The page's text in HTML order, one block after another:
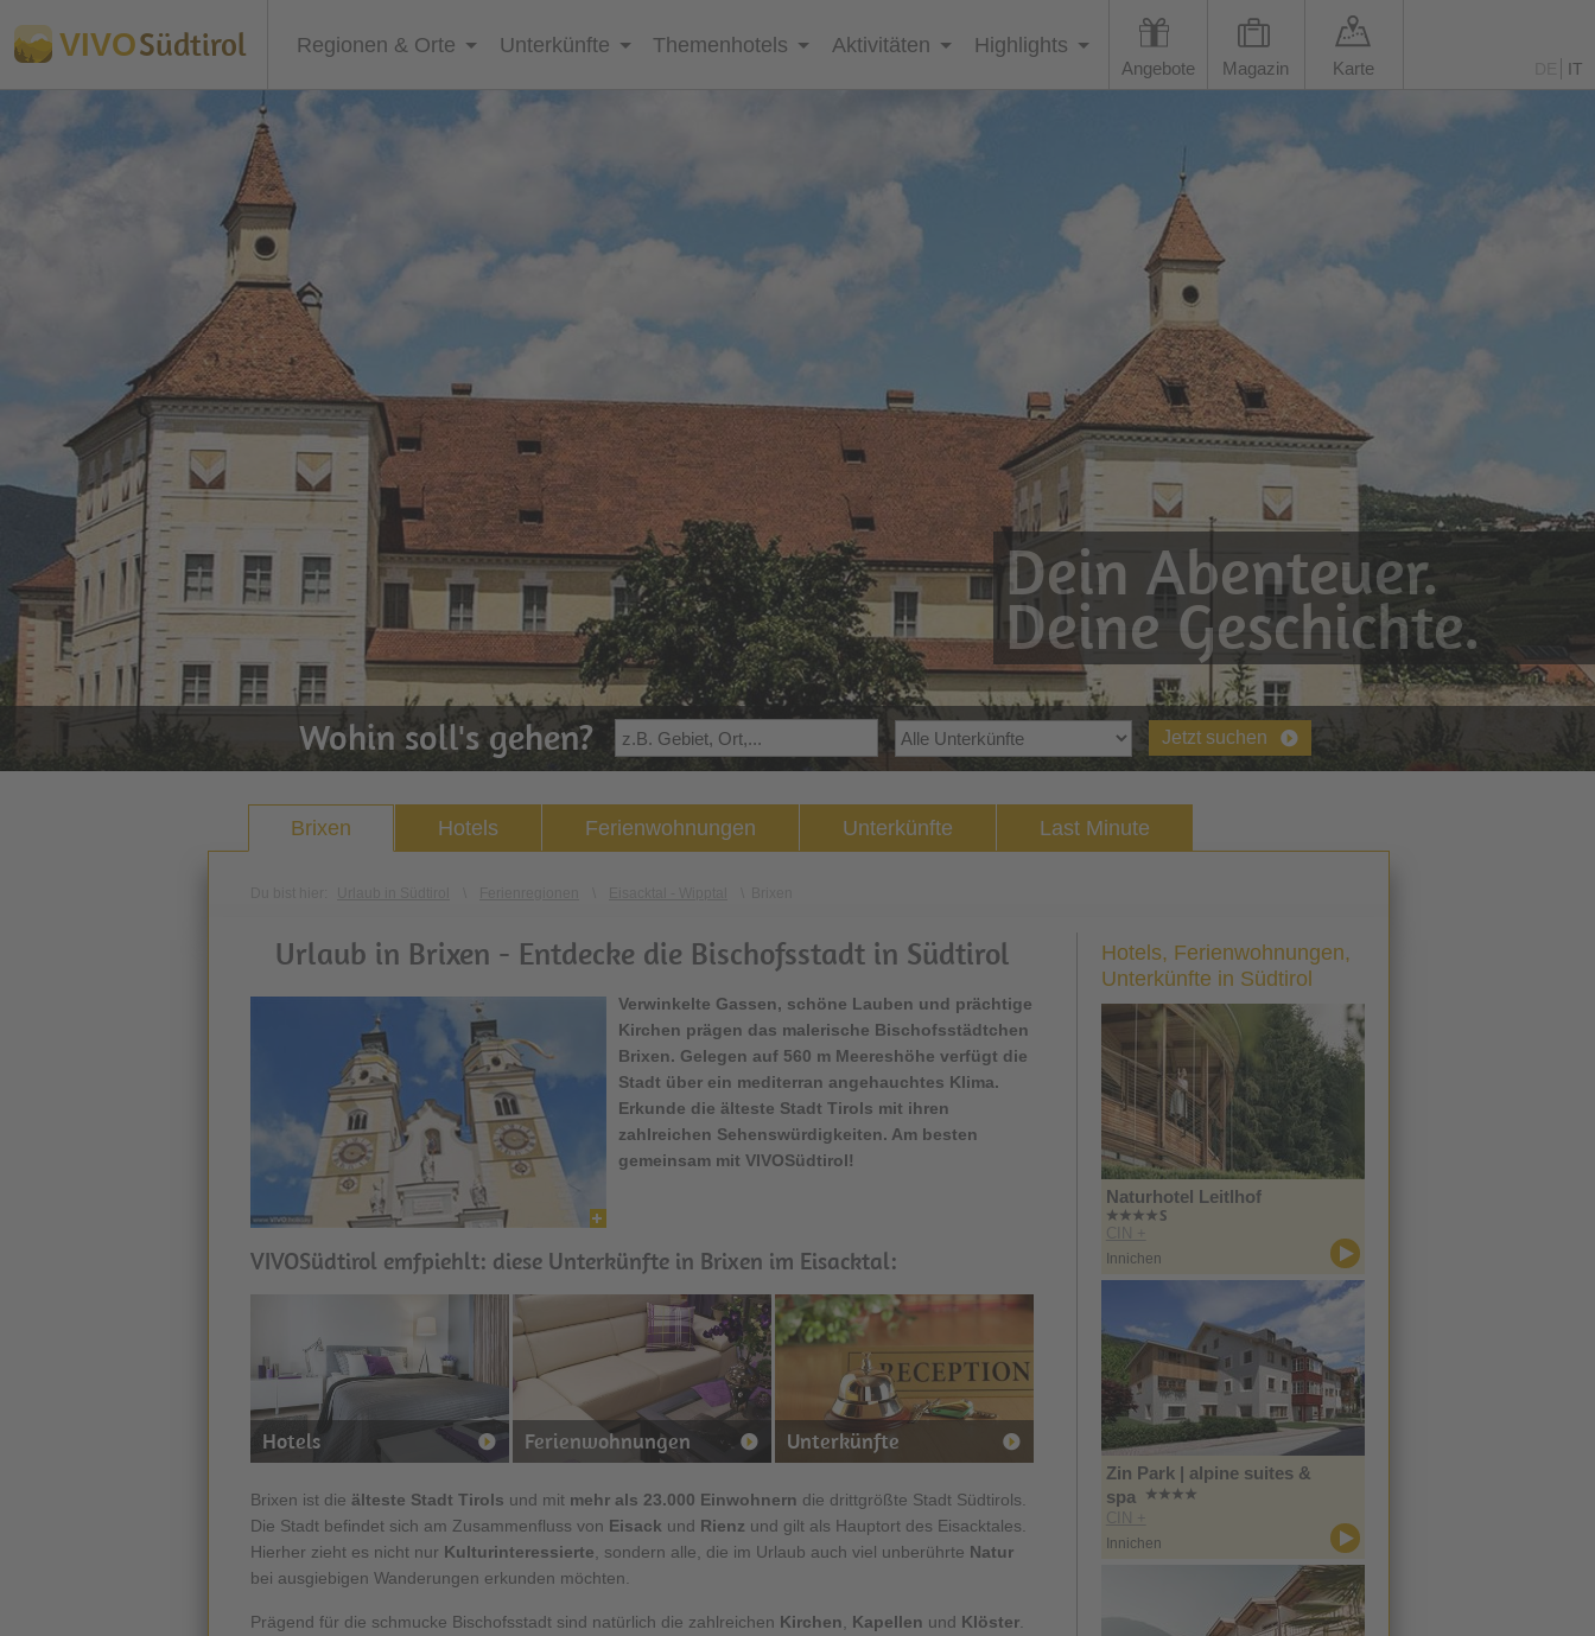
VIVOSüdtirol Regionen & Orte Unterkünfte Themenhotels Aktivitäten Highlights
Angebote Magazin Karte IT
Dein Abenteuer.
Deine Geschichte.
Wohin soll's gehen? Jetzt suchen
Brixen Hotels Ferienwohnungen Unterkünfte Last Minute
Urlaub in Brixen - Entdecke die Bischofsstadt in Südtirol
Verwinkelte Gassen, schöne Lauben und prächtige
Kirchen prägen das malerische Bischofsstädtchen
Brixen. Gelegen auf 560 m Meereshöhe verfügt die
Stadt über ein mediterran angehauchtes Klima.
Erkunde die älteste Stadt Tirols mit ihren
zahlreichen Sehenswürdigkeiten. Am besten
gemeinsam mit VIVOSüdtirol!
VIVOSüdtirol emfpiehlt: diese Unterkünfte in Brixen im Eisacktal:
Hotels Ferienwohnungen Unterkünfte
Brixen ist die älteste Stadt Tirols und mit mehr als 23.000 Einwohnern die drittgrößte Stadt Südtirols.
Die Stadt befindet sich am Zusammenfluss von Eisack und Rienz und gilt als Hauptort des Eisacktales.
Hierher zieht es nicht nur Kulturinteressierte , sondern alle, die im Urlaub auch viel unberührte Natur
bei ausgiebigen Wanderungen erkunden möchten.
Prägend für die schmucke Bischofsstadt sind natürlich die zahlreichen Kirchen Kapellen und Klöster
Hotels, Ferienwohnungen,
Unterkünfte in Südtirol
Naturhotel Leitlhof
CIN +
Innichen
Zin Park | alpine suites &
spa
CIN +
Innichen